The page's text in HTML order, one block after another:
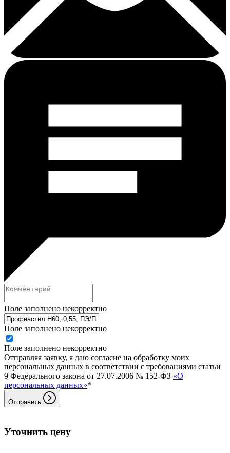
Поле заполнено некорректно
Поле заполнено некорректно
Поле заполнено некорректно
Отправляя заявку, я даю согласие на обработку моих
персональных данных в соответствии с требованиями статьи
9 Федерального закона от 27.07.2006 № 152-ФЗ «О
персональных данных»*
Отправить
Уточнить цену